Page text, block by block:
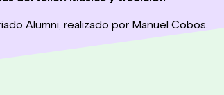
Alumni, realizado por Manuel Cobos.